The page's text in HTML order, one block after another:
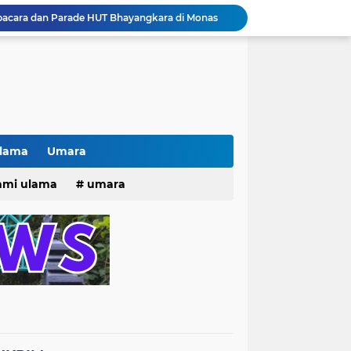
Acara KHOTAMAN DAN IMTIHAN ke ...XXVI
TERKINI)NEWS.YANG KE 1
dan Parade HUT Bhayangkara di Monas
Umara
dan Maknanya
ulama umara
2025